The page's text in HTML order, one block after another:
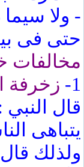
- ولا
حتى فى
مخالفات
1-
زخرفة
قال
يتباهى
ولذلك